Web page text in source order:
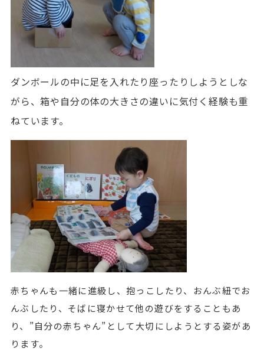
ダンボールの中に足を入れたり座ったりしようとしな
がら、箱や自分の体の大きさの違いに気付く経験も重
ねています。
赤ちゃんも一緒に進級し、抱っこしたり、おんぶ紐でお
んぶしたり、そばに寝かせて他の遊びをすることもあ
り、”自分の赤ちゃん”として大切にしようとする姿があ
ります。